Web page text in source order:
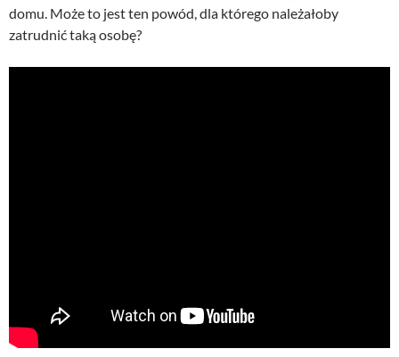
domu. Może to jest ten powód, dla którego należałoby
zatrudnić taką osobę?